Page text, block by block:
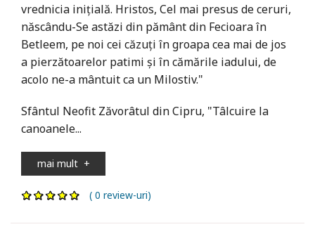
vrednicia iniţială. Hristos, Cel mai presus de ceruri,
născându-Se astăzi din pământ din Fecioara în
Betleem, pe noi cei căzuţi în groapa cea mai de jos
a pierzătoarelor patimi şi în cămările iadului, de
acolo ne-a mântuit ca un Milostiv."
Sfântul Neofit Zăvorâtul din Cipru, "Tâlcuire la
canoanele...
mai mult +
( 0 review-uri)